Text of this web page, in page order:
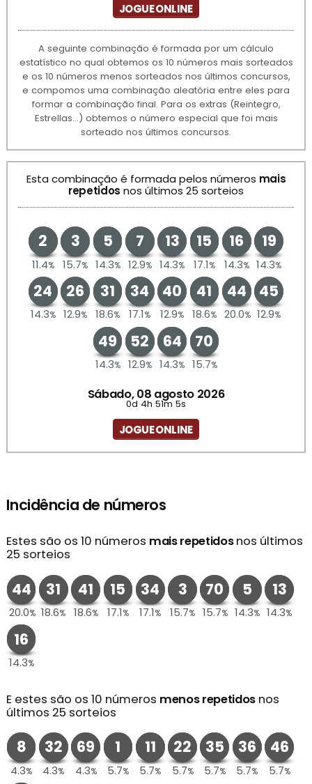
JOGUE ONLINE
A seguinte combinação é formada por um cálculo
estatístico no qual obtemos os 10 números mais sorteados
e os 10 números menos sorteados nos últimos concursos,
e compomos uma combinação aleatória entre eles para
formar a combinação final. Para os extras (Reintegro,
Estrellas...) obtemos o número especial que foi mais
sorteado nos últimos concursos.
Esta combinação é formada pelos números mais
repetidos nos últimos 25 sorteios
2
11.4%
3
15.7%
5
14.3%
7
12.9%
13
14.3%
15
17.1%
16
14.3%
19
14.3%
24
14.3%
26
12.9%
31
18.6%
34
17.1%
40
12.9%
41
18.6%
44
20.0%
45
12.9%
49
14.3%
52
12.9%
64
14.3%
70
15.7%
Sábado, 08 agosto 2026
0d 4h 51m 5s
JOGUE ONLINE
Incidência de números
Estes são os 10 números mais repetidosnos últimos
25 sorteios
44
20.0%
31
18.6%
41
18.6%
15
17.1%
34
17.1%
3
15.7%
70
15.7%
5
14.3%
13
14.3%
16
14.3%
E estes são os 10 números menos repetidos nos
últimos 25 sorteios
8
4.3%
32
4.3%
69
4.3%
1
5.7%
11
5.7%
22
5.7%
35
5.7%
36
5.7%
46
5.7%